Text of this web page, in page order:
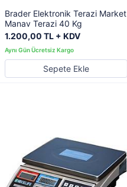
Brader Elektronik Terazi Market
Manav Terazi 40 Kg
1.200,00 TL + KDV
Sepete Ekle